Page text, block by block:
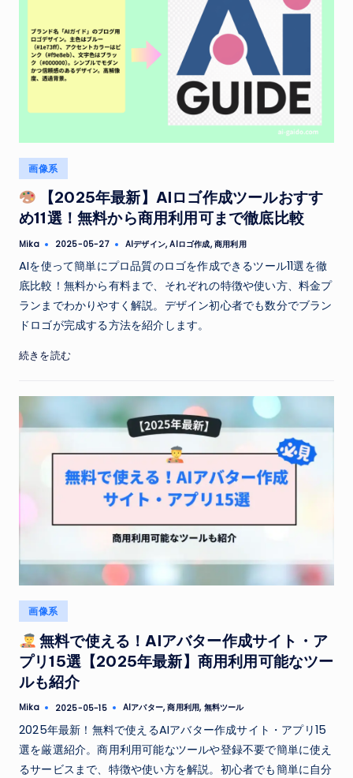
Posted
in
画像系
【2025年最新】AIロゴ作成ツールおすす
め11選！無料から商用利用可まで徹底比較
Posted
Mika 2025-05-27
Tags: AIデザイン,AIロゴ作成,商用利用
AIを使って簡単にプロ品質のロゴを作成できるツール11選を徹
底比較！無料から有料まで、それぞれの特徴や使い方、料金プ
ランまでわかりやすく解説。デザイン初心者でも数分でブラン
ドロゴが完成する方法を紹介します。
続きを読む
Posted
in
画像系
無料で使える！AIアバター作成サイト・ア
プリ15選【2025年最新】商用利用可能なツー
ルも紹介
Posted
Mika 2025-05-15
Tags: AIアバター,商用利用, 無料ツール
2025年最新！無料で使えるAIアバター作成サイト・アプリ15
選を厳選紹介。商用利用可能なツールや登録不要で簡単に使え
るサービスまで、特徴や使い方を解説。初心者でも簡単に自分